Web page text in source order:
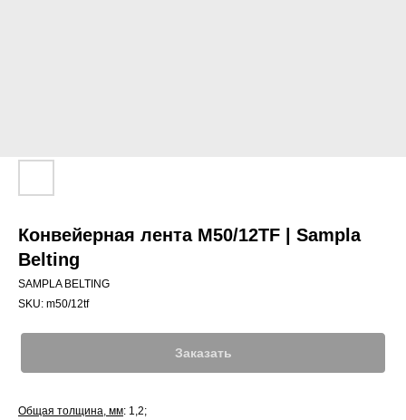
Конвейерная лента M50/12TF | Sampla
Belting
SAMPLA BELTING
SKU: m50/12tf
Заказать
Общая толщина, мм: 1,2;